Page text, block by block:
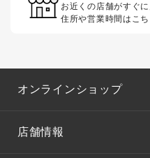
お近くの店舗がすぐに
住所や営業時間はこ
オンラインショップ
店舗情報